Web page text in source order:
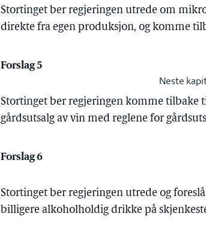
Stortinget ber regjeringen utrede om
direkte fra egen produksjon, og komme
Forslag 5
Stortinget ber regjeringen komme tilbake
gårdsutsalg av vin med reglene for
Forslag 6
Stortinget ber regjeringen utrede og
billigere alkoholholdig drikke på
Neste